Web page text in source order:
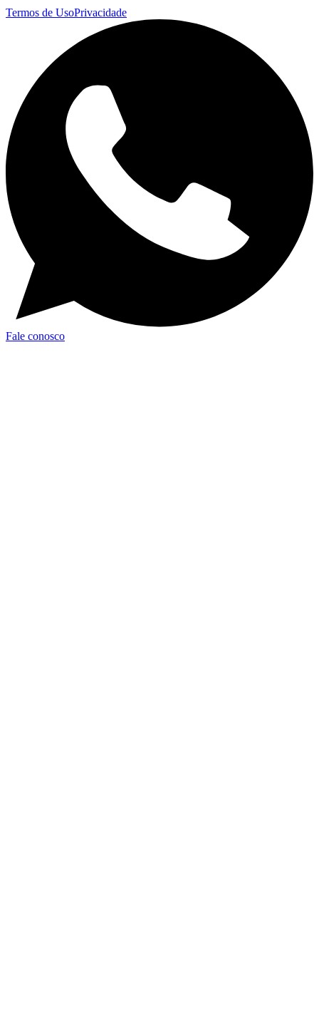
Termos de UsoPrivacidade
Fale conosco